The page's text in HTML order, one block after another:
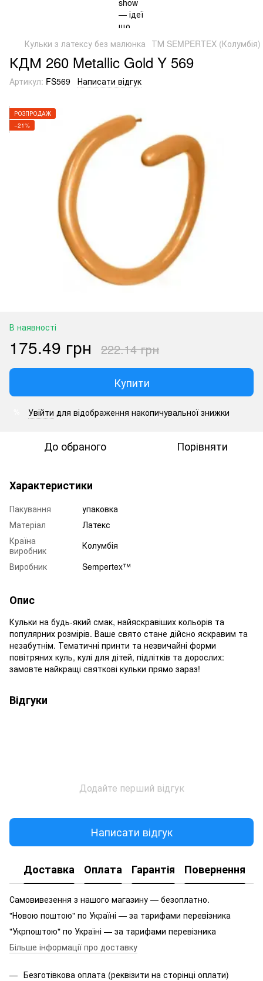
Кульки з латексу без малюнка ТМ SEMPERTEX (Колумбія)
КДМ 260 Metallic Gold Y 569
Артикул: FS569 Написати відгук
РОЗПРОДАЖ
−21%
В наявності
175.49 грн 222.14 грн
Купити
Увійти для відображення накопичувальної знижки
До обраного Порівняти
Характеристики
Пакування
упаковка
Матеріал
Латекс
Країна
виробник
Колумбія
Виробник
Sempertex™
Опис
Кульки на будь-який смак, найяскравіших кольорів та
популярних розмірів. Ваше свято стане дійсно яскравим та
незабутнім. Тематичні принти та незвичайні форми
повітряних куль, кулі для дітей, підлітків та дорослих:
замовте найкращі святкові кульки прямо зараз!
Відгуки
Додайте перший відгук
Написати відгук
Доставка Оплата Гарантія Повернення
Самовивезення з нашого магазину — безоплатно.
"Новою поштою" по Україні — за тарифами перевізника
"Укрпоштою" по Україні — за тарифами перевізника
Більше інформації про доставку
Безготівкова оплата (реквізити на сторінці оплати)